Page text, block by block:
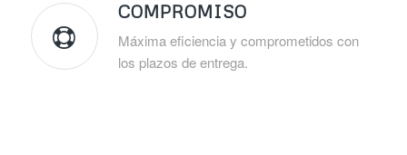
COMPROMISO
Máxima eficiencia y comprometidos con
los plazos de entrega.